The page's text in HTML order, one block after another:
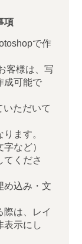
荷可能
荷可能
荷可能
項
で作
客様は、写
成可能で
いただいて
ます。
など）
てくださ
め込み・文
は、
レイ
表示にし